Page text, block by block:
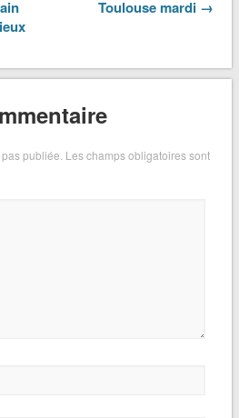
Toulouse mardi →
publiée. Les champs obligatoires sont